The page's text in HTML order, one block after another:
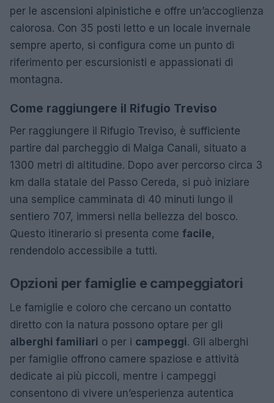
per le ascensioni alpinistiche e offre un’accoglienza
calorosa. Con 35 posti letto e un locale invernale
sempre aperto, si configura come un punto di
riferimento per escursionisti e appassionati di
montagna.
Come raggiungere il Rifugio Treviso
Per raggiungere il Rifugio Treviso, è sufficiente
partire dal parcheggio di Malga Canali, situato a
1300 metri di altitudine. Dopo aver percorso circa 3
km dalla statale del Passo Cereda, si può iniziare
una semplice camminata di 40 minuti lungo il
sentiero 707, immersi nella bellezza del bosco.
Questo itinerario si presenta come facile,
rendendolo accessibile a tutti.
Opzioni per famiglie e campeggiatori
Le famiglie e coloro che cercano un contatto
diretto con la natura possono optare per gli
alberghi familiari o per i campeggi. Gli alberghi
per famiglie offrono camere spaziose e attività
dedicate ai più piccoli, mentre i campeggi
consentono di vivere un’esperienza autentica